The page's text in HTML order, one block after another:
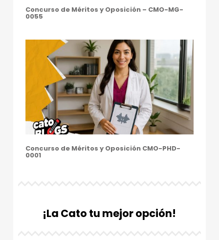
Concurso de Méritos y Oposición – CMO-MG-
0055
Concurso de Méritos y Oposición CMO-PHD-
0001
¡La Cato tu mejor opción!